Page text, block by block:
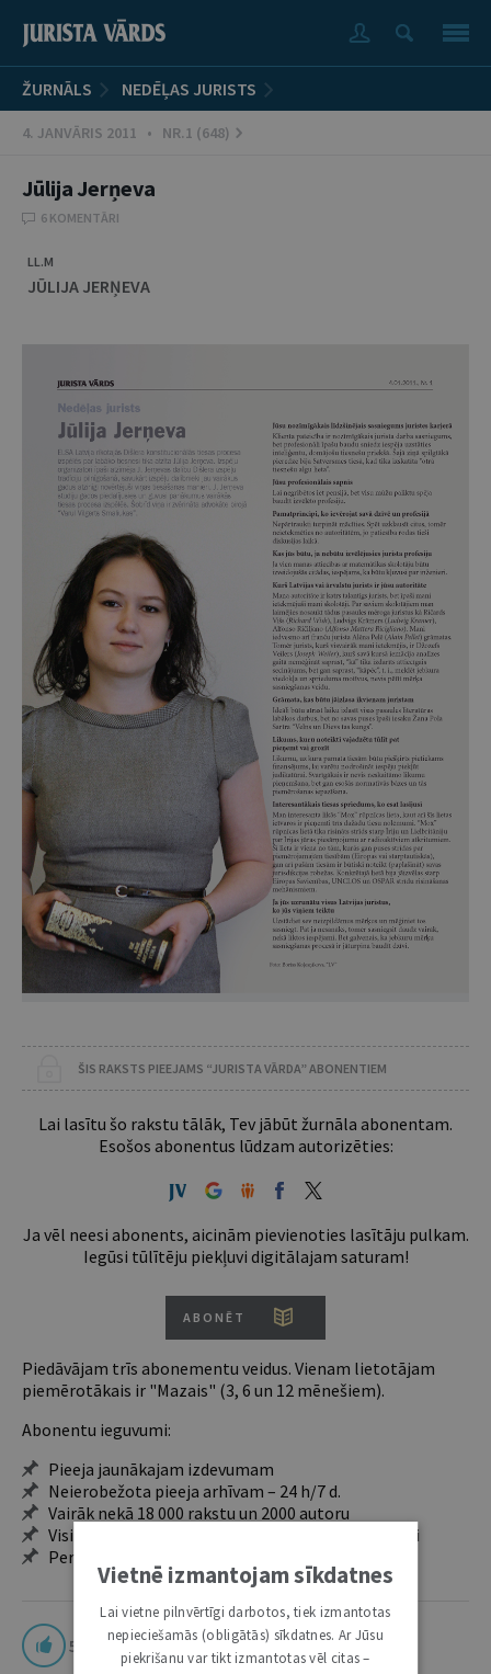
ŽURNĀLS NEDĒĻAS JURISTS
4. JANVĀRIS 2011 • NR.1 (648)
Jūlija Jerņeva
6 KOMENTĀRI
LL.M
JŪLIJA JERŅEVA
ŠIS RAKSTS PIEEJAMS “JURISTA VĀRDA” ABONENTIEM
Lai lasītu šo rakstu tālāk, Tev jābūt žurnāla abonentam.
Esošos abonentus lūdzam autorizēties:
Ja vēl neesi abonents, aicinām pievienoties lasītāju pulkam.
Iegūsi tūlītēju piekļuvi digitālajam saturam!
ABONĒT
Piedāvājam trīs abonementu veidus. Vienam lietotājam
piemērotākais ir "Mazais" (3, 6 un 12 mēnešiem).
Abonentu ieguvumi:
Pieeja jaunākajam izdevumam
Neierobežota pieeja arhīvam – 24 h/7 d.
Vairāk nekā 18 000 rakstu un 2000 autoru
Visi tematiskie numuri un ikgadējie grāmatžurnāli
Personalizētās iespējas – piezīmes, citāti, mapes
5
Vietnē izmantojam sīkdatnes
Lai vietne pilnvērtīgi darbotos, tiek izmantotas
nepieciešamās (obligātās) sīkdatnes. Ar Jūsu
piekrišanu var tikt izmantotas vēl citas –